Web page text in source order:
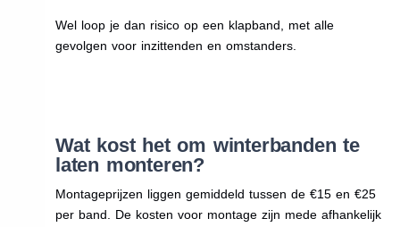
Wel loop je dan risico op een klapband, met alle
gevolgen voor inzittenden en omstanders.
Wat kost het om winterbanden te
laten monteren?
Montageprijzen liggen gemiddeld tussen de €15 en €25
per band. De kosten voor montage zijn mede afhankelijk